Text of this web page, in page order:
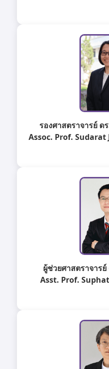
รองศาสตราจารย์ ด
Assoc. Prof.
ผู้ช่วยศาสตราจาร
Asst. Prof.